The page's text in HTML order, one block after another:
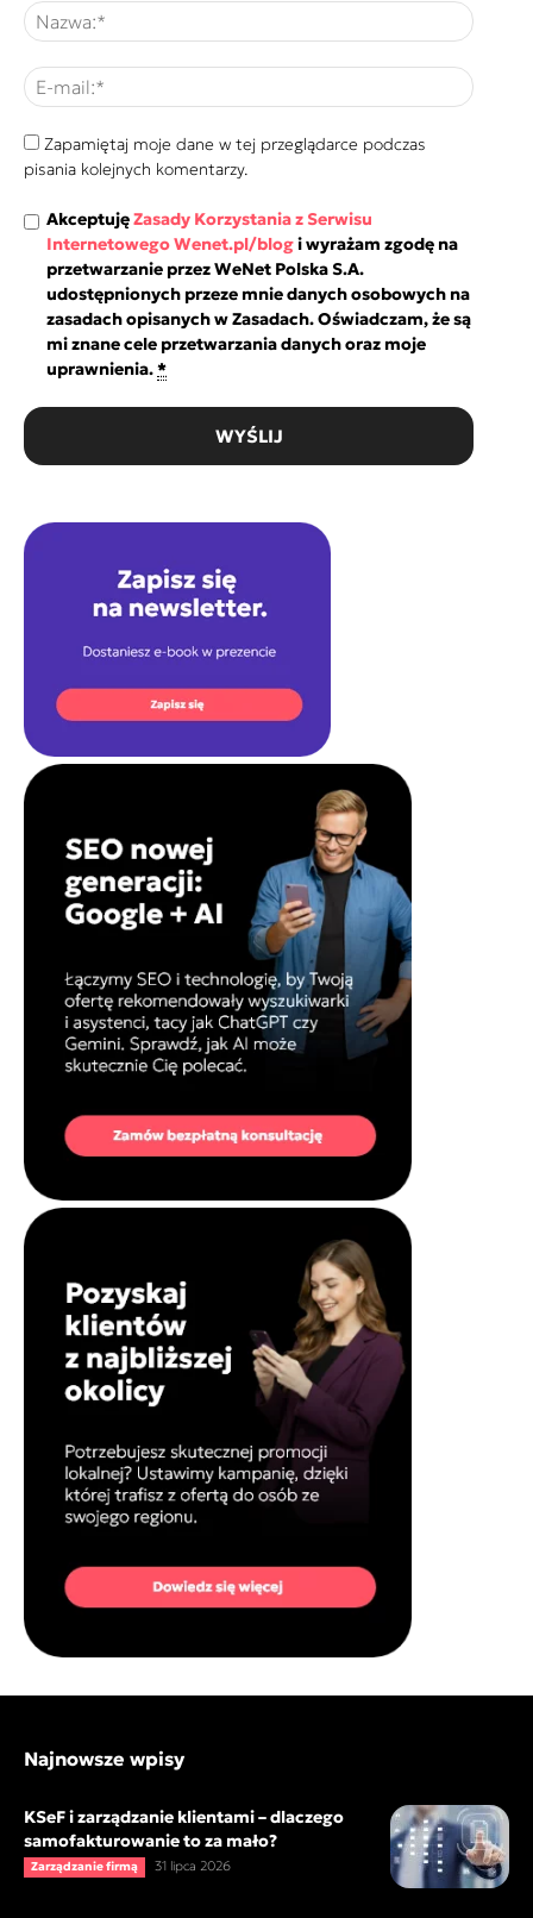
Zapamiętaj moje dane w tej przeglądarce podczas
pisania kolejnych komentarzy.
AkceptujęZasady Korzystania z Serwisu
Internetowego Wenet.pl/blogi wyrażam zgodę na
przetwarzanie przez WeNet Polska S.A.
udostępnionych przeze mnie danych osobowych na
zasadach opisanych w Zasadach. Oświadczam, że są
mi znane cele przetwarzania danych oraz moje
uprawnienia.*
Najnowsze wpisy
KSeF i zarządzanie klientami – dlaczego
samofakturowanie to za mało?
Zarządzanie firmą 31 lipca 2026